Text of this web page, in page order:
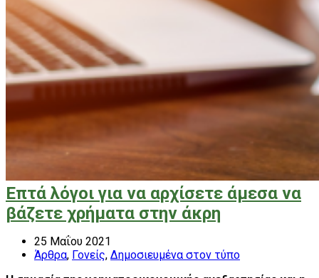
Επτά λόγοι για να αρχίσετε άμεσα να
βάζετε χρήματα στην άκρη
25 Μαΐου 2021
Άρθρα, Γονείς, Δημοσιευμένα στον τύπο